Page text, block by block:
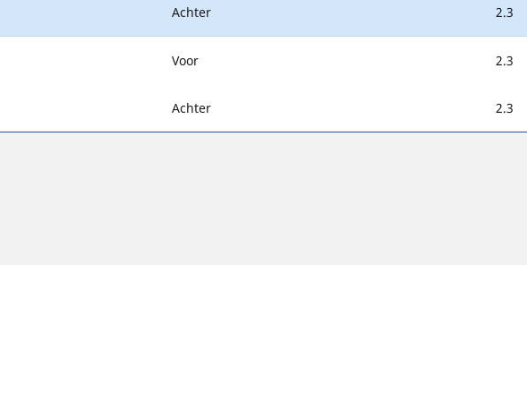
Achter 2.3
Voor 2.3
Achter 2.3